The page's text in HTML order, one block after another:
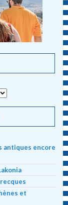
antiques encore
et